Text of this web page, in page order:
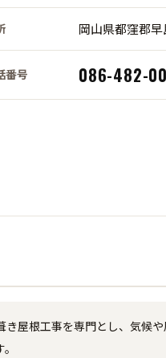
岡山県都窪郡
番号 086-482-
屋根工事を専門とし、気候